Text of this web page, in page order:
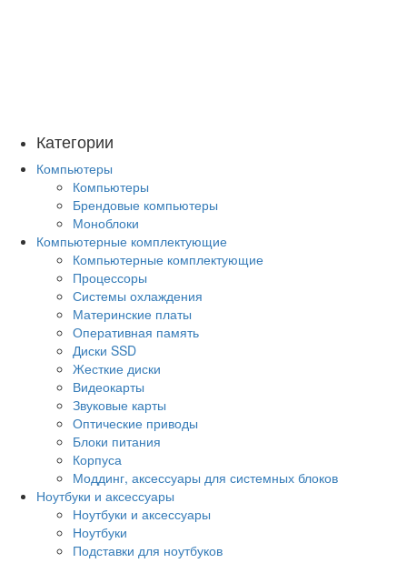
Категории
Компьютеры
Компьютеры
Брендовые компьютеры
Моноблоки
Компьютерные комплектующие
Компьютерные комплектующие
Процессоры
Системы охлаждения
Материнские платы
Оперативная память
Диски SSD
Жесткие диски
Видеокарты
Звуковые карты
Оптические приводы
Блоки питания
Корпуса
Моддинг, аксессуары для системных блоков
Ноутбуки и аксессуары
Ноутбуки и аксессуары
Ноутбуки
Подставки для ноутбуков